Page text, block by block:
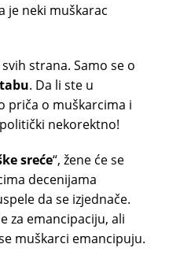
je neki muškarac
svih strana. Samo se o
. Da li ste u
priča o muškarcima i
nekorektno!
sreće“, žene će se
decenijama
da se izjednače.
za emancipaciju, ali
muškarci emancipuju.